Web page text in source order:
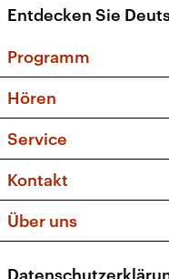
Entdecken Sie
Programm
Sendungen
Musikliste
Kakadu – Das
Hören
Frequenzen
Service
FAQ
Apps
Newsletter
Kontakt
Social Media
Über uns